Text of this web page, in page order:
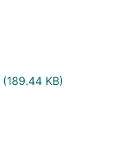
(189.44 KB)